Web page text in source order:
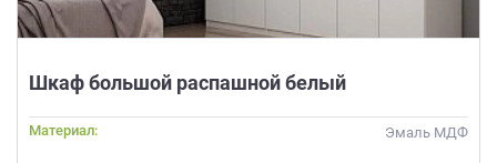
Шкаф большой распашной белый
Материал: Эмаль МДФ